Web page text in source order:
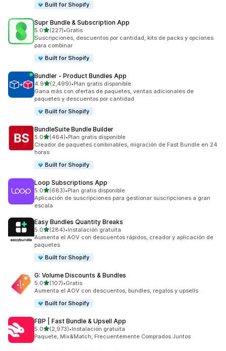
Built for Shopify
Supr Bundle & Subscription App
5.0de 5 estrellas
(227)
227 reseñas en total
•Gratis
Suscripciones, descuentos por cantidad, kits de packs y opciones
para combinar
Built for Shopify
Bundler ‑ Product Bundles App
4.9de 5 estrellas
(2,499)
2499 reseñas en total
•Plan gratis disponible
Gana más con ofertas de paquetes, ventas adicionales de
paquetes y descuentos por cantidad
Built for Shopify
BundleSuite Bundle Builder
5.0de 5 estrellas
(464)
464 reseñas en total
•Plan gratis disponible
Creador de paquetes combinables, migración de Fast Bundle en 24
horas
Built for Shopify
Loop Subscriptions App
5.0de 5 estrellas
(683)
683 reseñas en total
•Plan gratis disponible
Aplicación de suscripciones para gestionar suscripciones a gran
escala
Easy Bundles Quantity Breaks
5.0de 5 estrellas
(284)
284 reseñas en total
•Instalación gratuita
Aumenta el AOV con descuentos rápidos, creador y aplicación de
paquetes
Built for Shopify
G: Volume Discounts & Bundles
5.0de 5 estrellas
(107)
107 reseñas en total
•Gratis
Aumenta el AOV con descuentos, bundles, regalos y upsells
Built for Shopify
FBP | Fast Bundle & Upsell App
5.0de 5 estrellas
(2,973)
2973 reseñas en total
•Instalación gratuita
Paquete, Mix&Match, Frecuentemente Comprados Juntos